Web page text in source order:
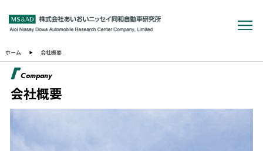
ホーム 会社概要
Company
会社概要